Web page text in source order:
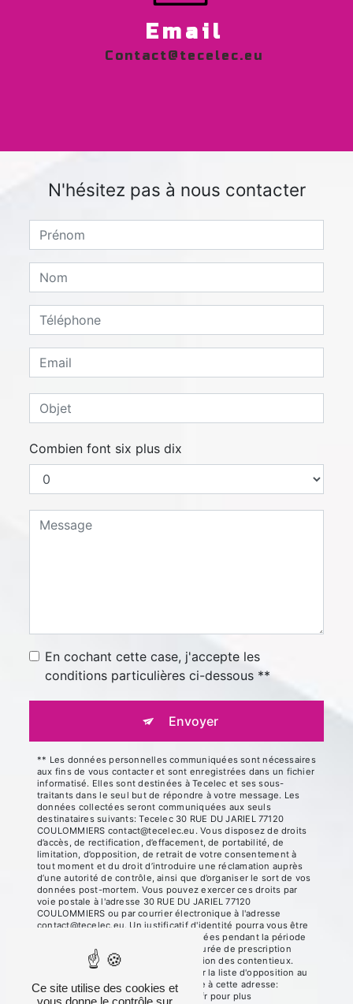
Email
contact@tecelec.eu
N'hésitez pas à nous contacter
Combien font six plus dix
En cochant cette case, j'accepte les
conditions particulières ci-dessous **
Envoyer
** Les données personnelles communiquées sont nécessaires
aux fins de vous contacter et sont enregistrées dans un fichier
informatisé. Elles sont destinées à Tecelec et ses sous-
traitants dans le seul but de répondre à votre message. Les
données collectées seront communiquées aux seuls
destinataires suivants: Tecelec 30 RUE DU JARIEL 77120
COULOMMIERS contact@tecelec.eu. Vous disposez de droits
d’accès, de rectification, d’effacement, de portabilité, de
limitation, d’opposition, de retrait de votre consentement à
tout moment et du droit d’introduire une réclamation auprès
d’une autorité de contrôle, ainsi que d’organiser le sort de vos
données post-mortem. Vous pouvez exercer ces droits par
voie postale à l'adresse 30 RUE DU JARIEL 77120
COULOMMIERS ou par courrier électronique à l'adresse
contact@tecelec.eu. Un justificatif d'identité pourra vous être
demandé. Nous conservons vos données pendant la période
de prise de contact puis pendant la durée de prescription
légale aux fins probatoires et de gestion des contentieux.
Vous avez le droit de vous inscrire sur la liste d'opposition au
démarchage téléphonique, disponible à cette adresse:
Bloctel.gouv.fr . Consultez le site cnil.fr pour plus
Ce site utilise des cookies et
vous donne le contrôle sur